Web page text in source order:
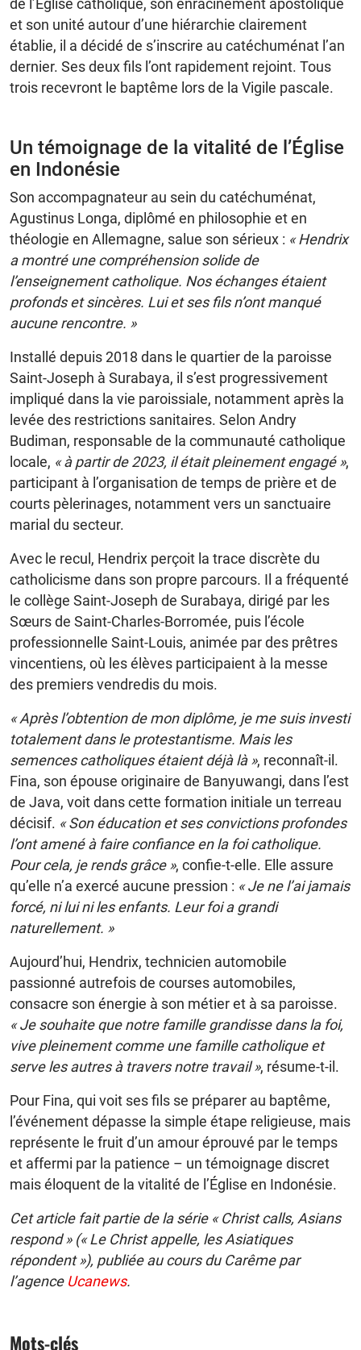
de l’Église catholique, son enracinement apostolique
et son unité autour d’une hiérarchie clairement
établie, il a décidé de s’inscrire au catéchuménat l’an
dernier. Ses deux fils l’ont rapidement rejoint. Tous
trois recevront le baptême lors de la Vigile pascale.
Un témoignage de la vitalité de l’Église
en Indonésie
Son accompagnateur au sein du catéchuménat,
Agustinus Longa, diplômé en philosophie et en
théologie en Allemagne, salue son sérieux : « Hendrix
a montré une compréhension solide de
l’enseignement catholique. Nos échanges étaient
profonds et sincères. Lui et ses fils n’ont manqué
aucune rencontre. »
Installé depuis 2018 dans le quartier de la paroisse
Saint-Joseph à Surabaya, il s’est progressivement
impliqué dans la vie paroissiale, notamment après la
levée des restrictions sanitaires. Selon Andry
Budiman, responsable de la communauté catholique
locale, « à partir de 2023, il était pleinement engagé »,
participant à l’organisation de temps de prière et de
courts pèlerinages, notamment vers un sanctuaire
marial du secteur.
Avec le recul, Hendrix perçoit la trace discrète du
catholicisme dans son propre parcours. Il a fréquenté
le collège Saint-Joseph de Surabaya, dirigé par les
Sœurs de Saint-Charles-Borromée, puis l’école
professionnelle Saint-Louis, animée par des prêtres
vincentiens, où les élèves participaient à la messe
des premiers vendredis du mois.
« Après l’obtention de mon diplôme, je me suis investi
totalement dans le protestantisme. Mais les
semences catholiques étaient déjà là », reconnaît-il.
Fina, son épouse originaire de Banyuwangi, dans l’est
de Java, voit dans cette formation initiale un terreau
décisif. « Son éducation et ses convictions profondes
l’ont amené à faire confiance en la foi catholique.
Pour cela, je rends grâce », confie-t-elle. Elle assure
qu’elle n’a exercé aucune pression : « Je ne l’ai jamais
forcé, ni lui ni les enfants. Leur foi a grandi
naturellement. »
Aujourd’hui, Hendrix, technicien automobile
passionné autrefois de courses automobiles,
consacre son énergie à son métier et à sa paroisse.
« Je souhaite que notre famille grandisse dans la foi,
vive pleinement comme une famille catholique et
serve les autres à travers notre travail », résume-t-il.
Pour Fina, qui voit ses fils se préparer au baptême,
l’événement dépasse la simple étape religieuse, mais
représente le fruit d’un amour éprouvé par le temps
et affermi par la patience – un témoignage discret
mais éloquent de la vitalité de l’Église en Indonésie.
Cet article fait partie de la série « Christ calls, Asians
respond » (« Le Christ appelle, les Asiatiques
répondent »), publiée au cours du Carême par
l’agence Ucanews.
Mots-clés